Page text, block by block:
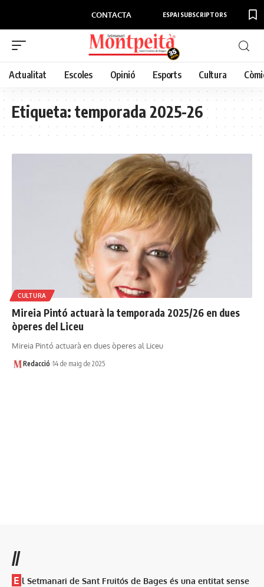
CONTACTA ESPAI SUBSCRIPTORS
Actualitat Escoles Opinió Esports Cultura
Etiqueta:temporada 2025-26
CULTURA
Mireia Pintó actuarà la temporada 2025/26 en dues
òperes del Liceu
Mireia Pintó actuarà en dues òperes al Liceu
Redacció 14 de maig de 2025
//
E l Setmanari de Sant Fruitós de Bages és una entitat sense